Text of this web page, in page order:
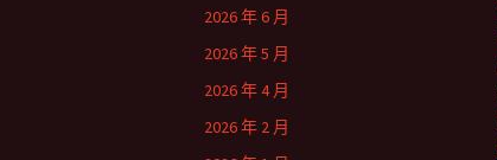
2026 年 6 月
2026 年 5 月
2026 年 4 月
2026 年 2 月